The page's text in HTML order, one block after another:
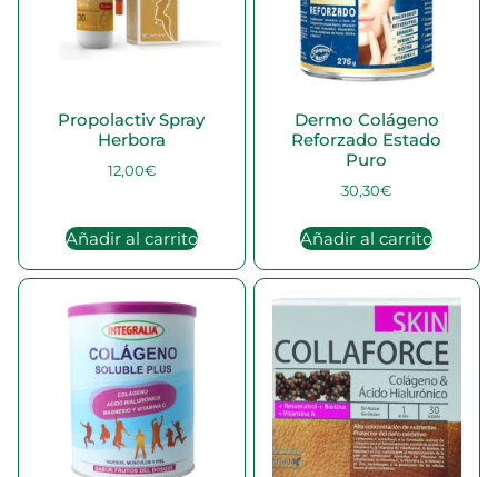
Propolactiv Spray
Herbora
12,00€
Añadir al carrito
Dermo Colágeno
Reforzado Estado
Puro
30,30€
Añadir al carrito